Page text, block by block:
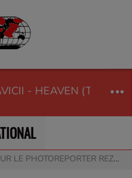
- HEAVEN (TRIBUTE
PHOTOREPORTER REZA DEGHATI